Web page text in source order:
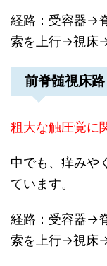
経路：受容器→
索を上行→視床
前脊髄視床路
粗大な触圧覚に
中でも、痒みや
ています。
経路：受容器→
索を上行→視床